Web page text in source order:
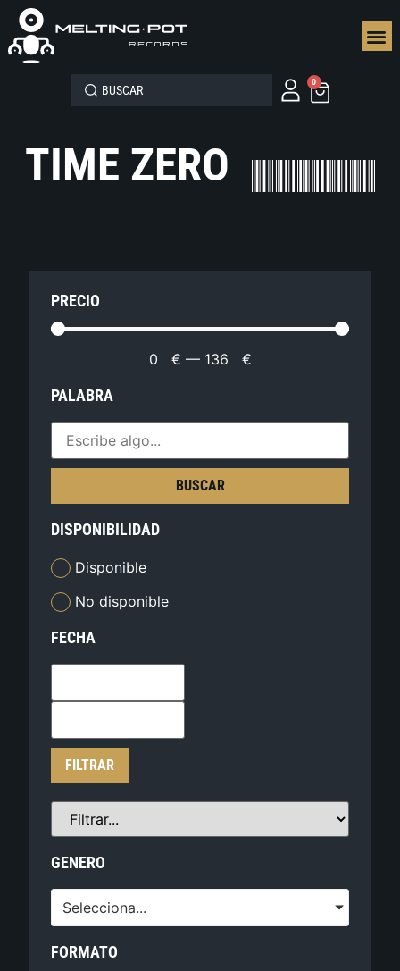
0
TIME ZERO
PRECIO
0 € — 136 €
PALABRA
BUSCAR
DISPONIBILIDAD
Disponible
No disponible
FECHA
FILTRAR
GENERO
Selecciona...
FORMATO